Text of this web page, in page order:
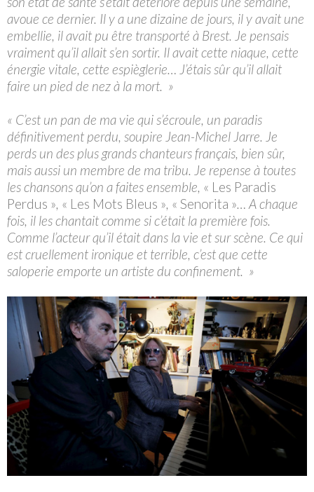
avoue ce dernier. Il y a une dizaine de jours, il y avait une
embellie, il avait pu être transporté à Brest. Je pensais
vraiment qu’il allait s’en sortir. Il avait cette niaque, cette
énergie vitale, cette espièglerie… J’étais sûr qu’il allait
faire un pied de nez à la mort. »
« C’est un pan de ma vie qui s’écroule, un paradis
définitivement perdu, soupire Jean-Michel Jarre. Je
perds un des plus grands chanteurs français, bien sûr,
mais aussi un membre de ma tribu. Je repense à toutes
les chansons qu’on a faites ensemble, « Les Paradis
Perdus », « Les Mots Bleus », « Senorita »… A chaque
fois, il les chantait comme si c’était la première fois.
Comme l’acteur qu’il était dans la vie et sur scène. Ce qui
est cruellement ironique et terrible, c’est que cette
saloperie emporte un artiste du confinement. »